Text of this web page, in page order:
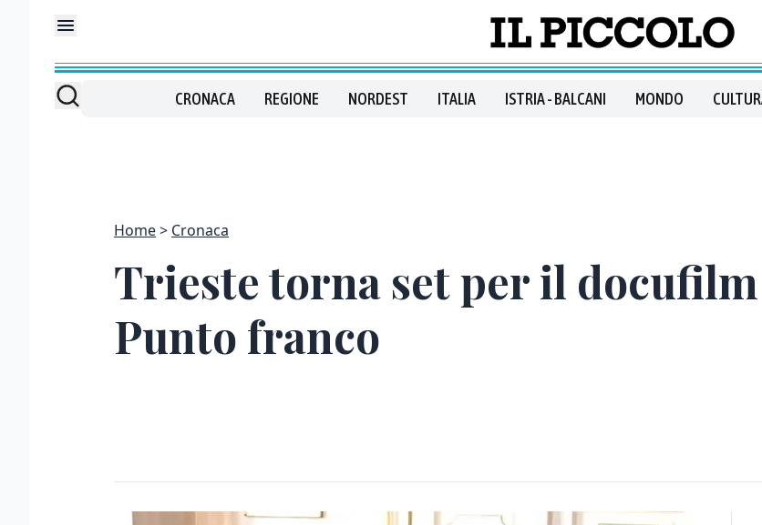
CRONACA REGIONE NORDEST ITALIA ISTRIA - BALCANI MONDO
Home Cronaca
Trieste torna set per il
Punto franco